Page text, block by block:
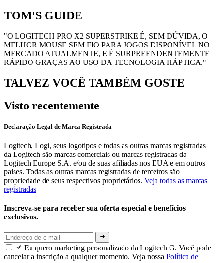
TOM'S GUIDE
"O LOGITECH PRO X2 SUPERSTRIKE É, SEM DÚVIDA, O
MELHOR MOUSE SEM FIO PARA JOGOS DISPONÍVEL NO
MERCADO ATUALMENTE, E É SURPREENDENTEMENTE
RÁPIDO GRAÇAS AO USO DA TECNOLOGIA HÁPTICA."
TALVEZ VOCÊ TAMBÉM GOSTE
Visto recentemente
Declaração Legal de Marca Registrada
Logitech, Logi, seus logotipos e todas as outras marcas registradas
da Logitech são marcas comerciais ou marcas registradas da
Logitech Europe S.A. e/ou de suas afiliadas nos EUA e em outros
países. Todas as outras marcas registradas de terceiros são
propriedade de seus respectivos proprietários. Veja todas as marcas
registradas
Inscreva-se para receber sua oferta especial e benefícios
exclusivos.
Eu quero marketing personalizado da Logitech G. Você pode
cancelar a inscrição a qualquer momento. Veja nossa Política de